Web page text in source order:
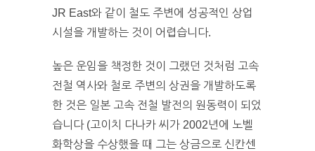
JR East와 같이 철도 주변에 성공적인 상업
시설을 개발하는 것이 어렵습니다.
높은 운임을 책정한 것이 그랬던 것처럼 고속
전철 역사와 철로 주변의 상권을 개발하도록
한 것은 일본 고속 전철 발전의 원동력이 되었
습니다 (고이치 다나카 씨가 2002년에 노벨
화학상을 수상했을 때 그는 상금으로 신칸센